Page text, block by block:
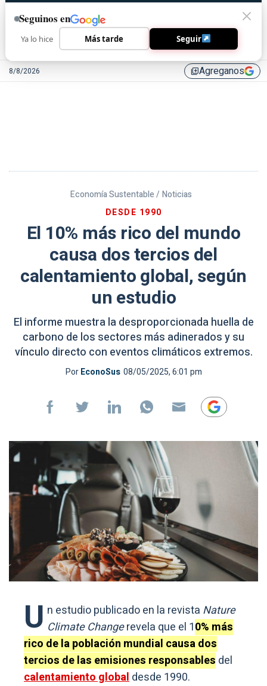
8/8/2026 library_addAgreganos
Economía Sustentable / Noticias
DESDE 1990
El 10% más rico del mundo
causa dos tercios del
calentamiento global, según
un estudio
El informe muestra la desproporcionada huella de
carbono de los sectores más adinerados y su
vínculo directo con eventos climáticos extremos.
PorEconoSus 08/05/2025, 6:01 pm
U n estudio publicado en la revista Nature
Climate Changerevela que el 10% más
rico de la población mundial causa dos
tercios de las emisiones responsables del
calentamiento globaldesde 1990.
Seguinos en
Ya lo hice Más tarde Seguir